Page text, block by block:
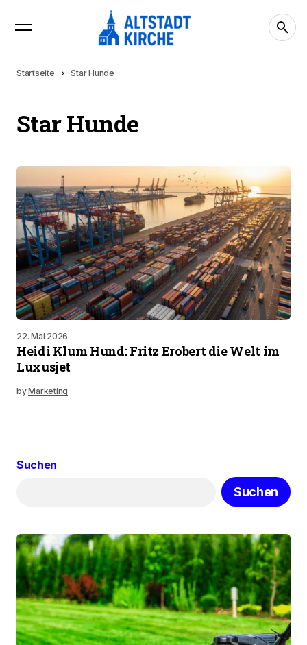
Startseite Star Hunde
Star Hunde
22. Mai 2026
Heidi Klum Hund: Fritz Erobert die Welt im
Luxusjet
byMarketing
Suchen
Suchen